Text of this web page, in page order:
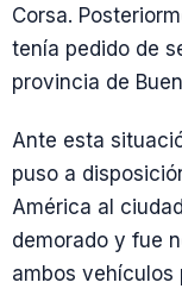
Corsa.
tenía pedido de
provincia de
Ante esta
puso a
América al
demorado y fue
ambos vehículos